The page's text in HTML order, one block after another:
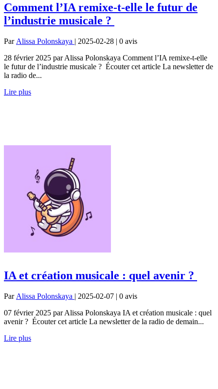
Comment l’IA remixe-t-elle le futur de
l’industrie musicale ?
Par Alissa Polonskaya | 2025-02-28 | 0 avis
28 février 2025 par Alissa Polonskaya Comment l’IA remixe-t-elle
le futur de l’industrie musicale ? Écouter cet article La newsletter de
la radio de...
Lire plus
IA et création musicale : quel avenir ?
Par Alissa Polonskaya | 2025-02-07 | 0 avis
07 février 2025 par Alissa Polonskaya IA et création musicale : quel
avenir ? Écouter cet article La newsletter de la radio de demain...
Lire plus